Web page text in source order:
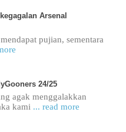
Arsenal
pujian, sementara
24/25
agak menggalakkan
kami ... read more